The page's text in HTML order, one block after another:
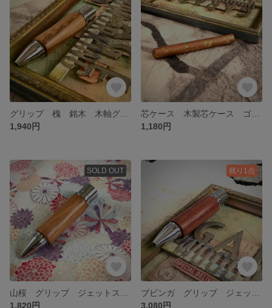
1,940円
1,180円
SOLD OUT
1,820円
残り1点
3,080円